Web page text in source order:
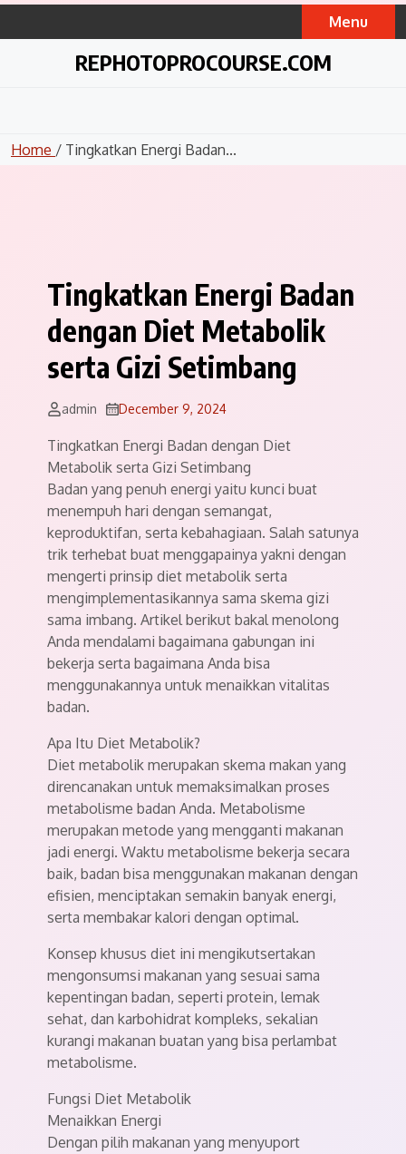
Skip
Menu
REPHOTOPROCOURSE.COM
Home / Tingkatkan Energi Badan...
Tingkatkan Energi Badan
dengan Diet Metabolik
serta Gizi Setimbang
admin December 9, 2024
Tingkatkan Energi Badan dengan Diet
Metabolik serta Gizi Setimbang
Badan yang penuh energi yaitu kunci buat
menempuh hari dengan semangat,
keproduktifan, serta kebahagiaan. Salah satunya
trik terhebat buat menggapainya yakni dengan
mengerti prinsip diet metabolik serta
mengimplementasikannya sama skema gizi
sama imbang. Artikel berikut bakal menolong
Anda mendalami bagaimana gabungan ini
bekerja serta bagaimana Anda bisa
menggunakannya untuk menaikkan vitalitas
badan.
Apa Itu Diet Metabolik?
Diet metabolik merupakan skema makan yang
direncanakan untuk memaksimalkan proses
metabolisme badan Anda. Metabolisme
merupakan metode yang mengganti makanan
jadi energi. Waktu metabolisme bekerja secara
baik, badan bisa menggunakan makanan dengan
efisien, menciptakan semakin banyak energi,
serta membakar kalori dengan optimal.
Konsep khusus diet ini mengikutsertakan
mengonsumsi makanan yang sesuai sama
kepentingan badan, seperti protein, lemak
sehat, dan karbohidrat kompleks, sekalian
kurangi makanan buatan yang bisa perlambat
metabolisme.
Fungsi Diet Metabolik
Menaikkan Energi
Dengan pilih makanan yang menyuport